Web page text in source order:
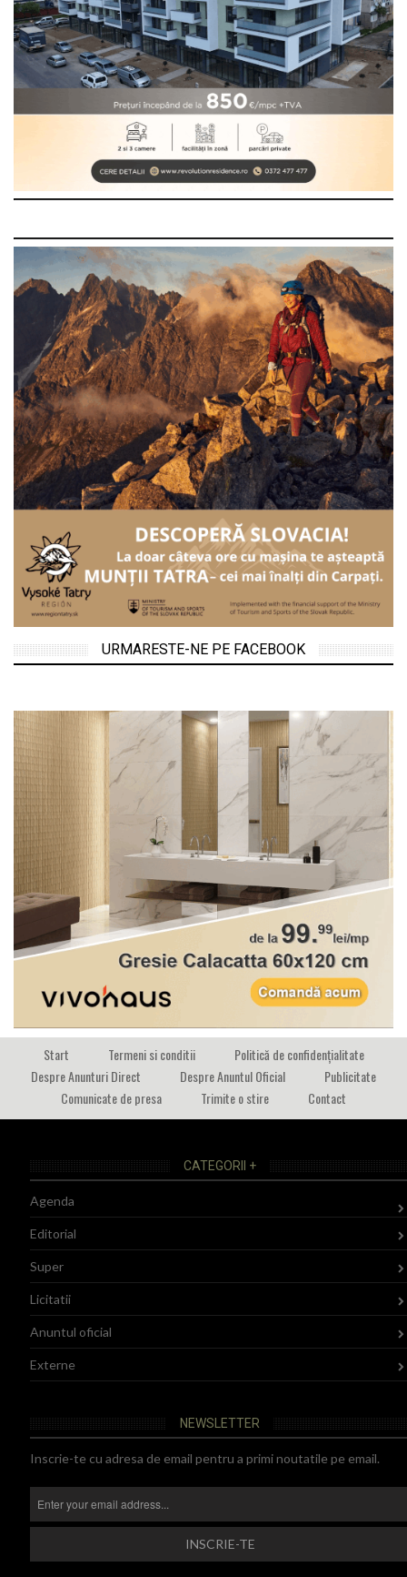
URMARESTE-NE PE FACEBOOK
Start Termeni si conditii
Politică de confidențialitate
Despre Anunturi Direct
Despre Anuntul Oficial
Publicitate
Comunicate de presa
Trimite o stire Contact
CATEGORII +
Agenda
Editorial
Super
Licitatii
Anuntul oficial
Externe
NEWSLETTER
Inscrie-te cu adresa de email pentru a primi noutatile pe email.